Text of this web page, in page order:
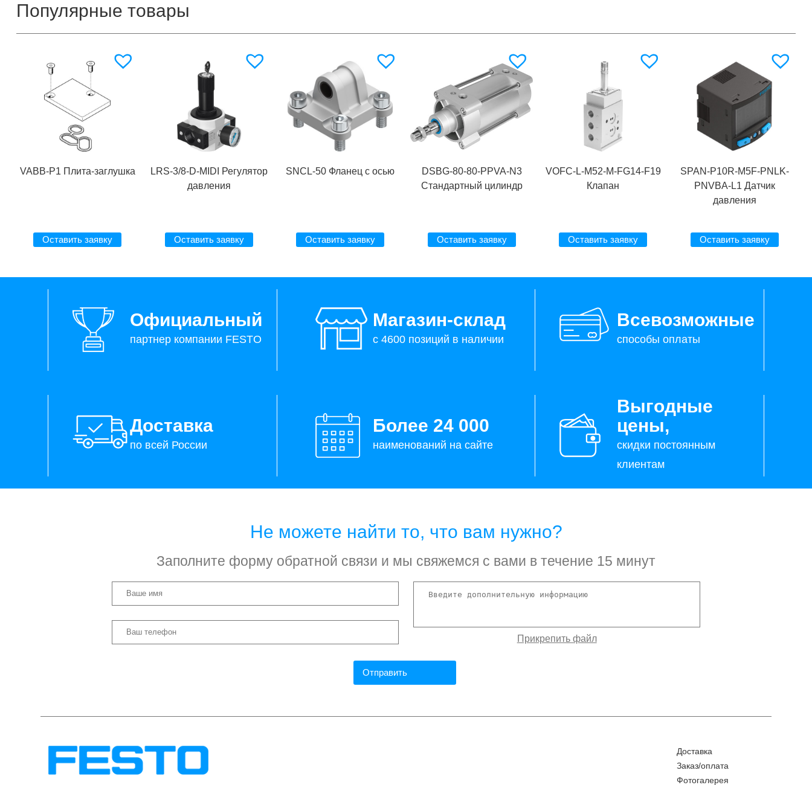
Популярные товары
VABB-P1 Плита-заглушка
Оставить заявку
LRS-3/8-D-MIDI Регулятор
давления
Оставить заявку
SNCL-50 Фланец с осью
Оставить заявку
DSBG-80-80-PPVA-N3
Стандартный цилиндр
Оставить заявку
VOFC-L-M52-M-FG14-F19
Клапан
Оставить заявку
SPAN-P10R-M5F-PNLK-
PNVBA-L1 Датчик
давления
Оставить заявку
Официальный
партнер компании FESTO
Магазин-склад
с 4600 позиций в наличии
Всевозможные
способы оплаты
Доставка
по всей России
Более 24 000
наименований на сайте
Выгодные
цены,
скидки постоянным
клиентам
Не можете найти то, что вам нужно?
Заполните форму обратной связи и мы свяжемся с вами в течение 15 минут
Доставка
Заказ/оплата
Фотогалерея